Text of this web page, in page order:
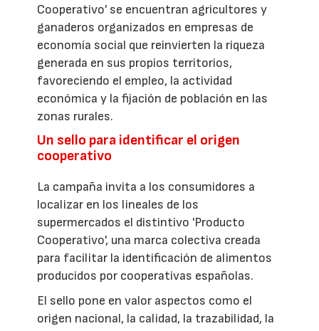
Cooperativo' se encuentran agricultores y
ganaderos organizados en empresas de
economía social que reinvierten la riqueza
generada en sus propios territorios,
favoreciendo el empleo, la actividad
económica y la fijación de población en las
zonas rurales.
Un sello para identificar el origen
cooperativo
La campaña invita a los consumidores a
localizar en los lineales de los
supermercados el distintivo 'Producto
Cooperativo', una marca colectiva creada
para facilitar la identificación de alimentos
producidos por cooperativas españolas.
El sello pone en valor aspectos como el
origen nacional, la calidad, la trazabilidad, la